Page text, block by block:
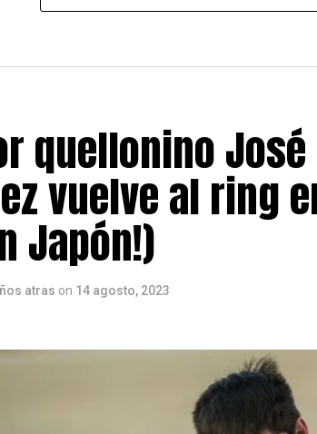
quellonino
vuelve al ring
Japón!)
atras on 14 agosto, 2023